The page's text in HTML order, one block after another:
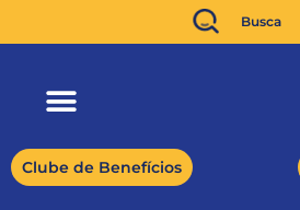
Busca
Clube de Benefícios